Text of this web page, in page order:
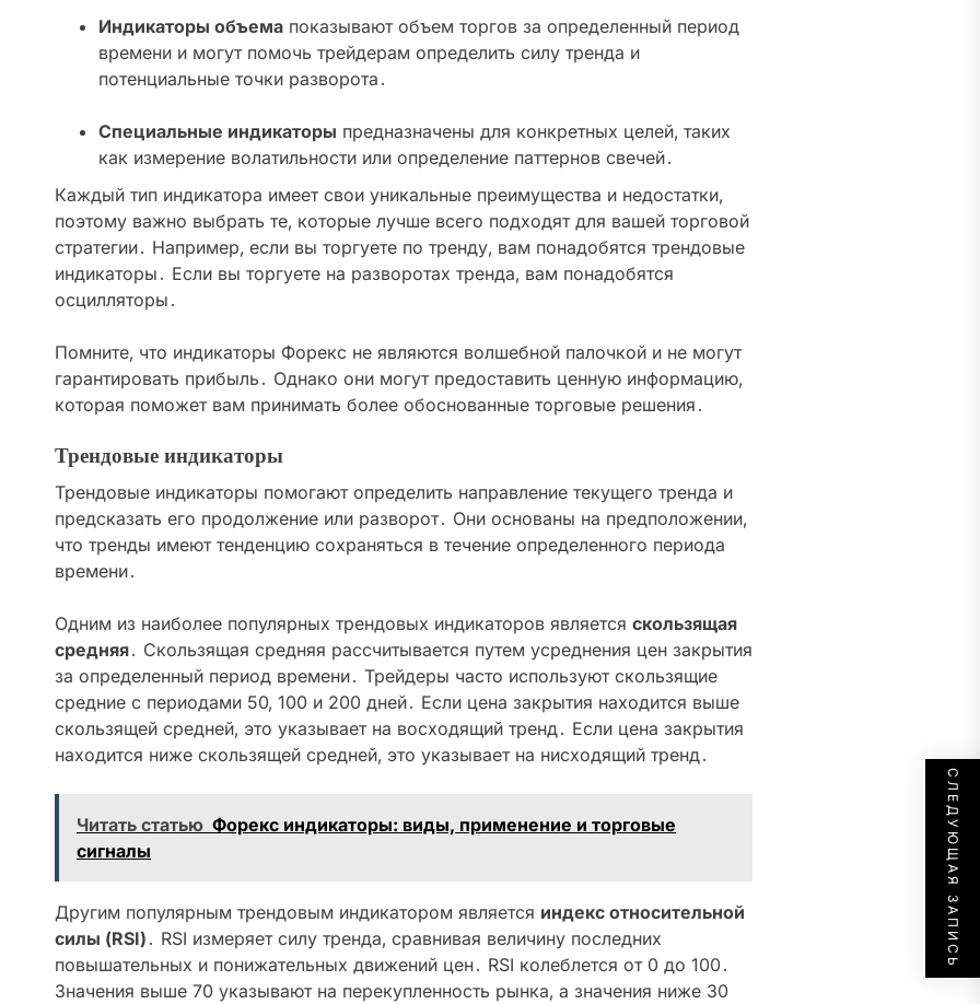
Индикаторы объема показывают объем торгов за определенный период
времени и могут помочь трейдерам определить силу тренда и
потенциальные точки разворота․
Специальные индикаторы предназначены для конкретных целей‚ таких
как измерение волатильности или определение паттернов свечей․
Каждый тип индикатора имеет свои уникальные преимущества и недостатки‚
поэтому важно выбрать те‚ которые лучше всего подходят для вашей торговой
стратегии․ Например‚ если вы торгуете по тренду‚ вам понадобятся трендовые
индикаторы․ Если вы торгуете на разворотах тренда‚ вам понадобятся
осцилляторы․
Помните‚ что индикаторы Форекс не являются волшебной палочкой и не могут
гарантировать прибыль․ Однако они могут предоставить ценную информацию‚
которая поможет вам принимать более обоснованные торговые решения․
Трендовые индикаторы
Трендовые индикаторы помогают определить направление текущего тренда и
предсказать его продолжение или разворот․ Они основаны на предположении‚
что тренды имеют тенденцию сохраняться в течение определенного периода
времени․
Одним из наиболее популярных трендовых индикаторов является скользящая
средняя․ Скользящая средняя рассчитывается путем усреднения цен закрытия
за определенный период времени․ Трейдеры часто используют скользящие
средние с периодами 50‚ 100 и 200 дней․ Если цена закрытия находится выше
скользящей средней‚ это указывает на восходящий тренд․ Если цена закрытия
находится ниже скользящей средней‚ это указывает на нисходящий тренд․
Читать статью Форекс индикаторы: виды, применение и торговые
сигналы
Другим популярным трендовым индикатором является индекс относительной
силы (RSI) ․ RSI измеряет силу тренда‚ сравнивая величину последних
повышательных и понижательных движений цен․ RSI колеблется от 0 до 100․
Значения выше 70 указывают на перекупленность рынка‚ а значения ниже 30
СЛЕДУЮЩАЯ ЗАПИСЬ